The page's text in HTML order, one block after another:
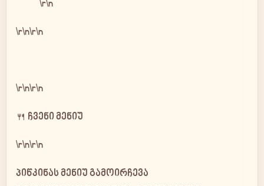
\r\n
\r\n\r\n
\r\n\r\n
🍴 ჩვენი მენიუ
\r\n\r\n
პიწკინას მენიუ გამოირჩევა